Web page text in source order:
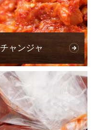
チャンジャ